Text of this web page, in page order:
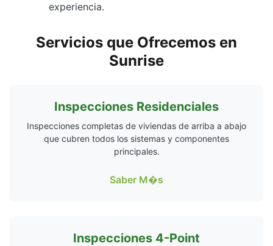
experiencia.
Servicios que Ofrecemos en
Sunrise
Inspecciones Residenciales
Inspecciones completas de viviendas de arriba a abajo
que cubren todos los sistemas y componentes
principales.
Saber M�s
Inspecciones 4-Point